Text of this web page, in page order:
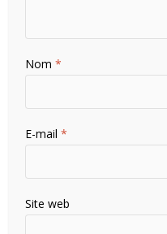
Nom*
E-mail*
Site web